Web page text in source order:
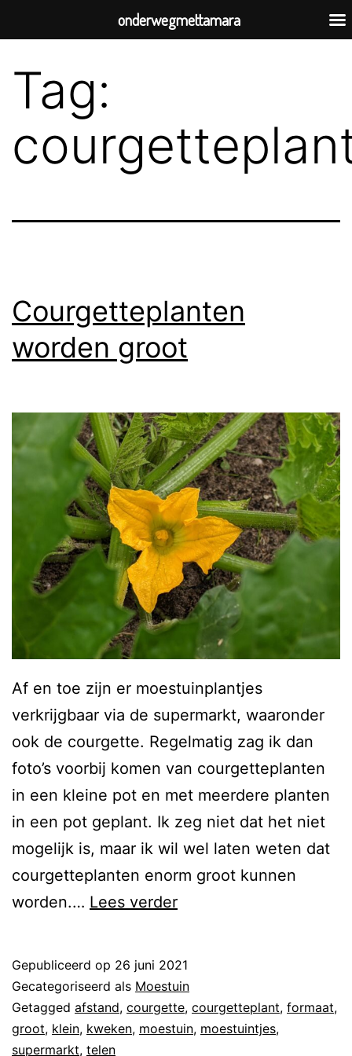
Tag:
Courgetteplanten
worden groot
Af en toe zijn er moestuinplantjes
verkrijgbaar via de supermarkt, waaronder
ook de courgette. Regelmatig zag ik dan
foto’s voorbij komen van courgetteplanten
in een kleine pot en met meerdere planten
in een pot geplant. Ik zeg niet dat het niet
mogelijk is, maar ik wil wel laten weten dat
courgetteplanten enorm groot kunnen
worden.… Lees verder
Gepubliceerd op 26 juni 2021
Gecategoriseerd als Moestuin
Getagged afstand, courgette, courgetteplant, formaat,
groot, klein, kweken, moestuin, moestuintjes,
supermarkt, telen
onderwegmettamara